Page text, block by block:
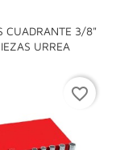
CUADRANTE 3/8"
URREA
favorite_border